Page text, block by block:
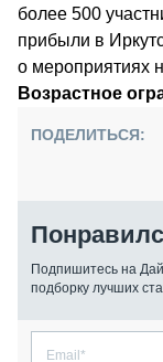
более 500
прибыли в
о мероприятиях
Возрастное
ПОДЕЛИТЬСЯ:
Подпишитесь на
подборку лучших